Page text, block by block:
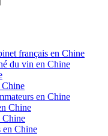
français en Chine
du vin en Chine
Chine
en Chine
Chine
Chine
en Chine